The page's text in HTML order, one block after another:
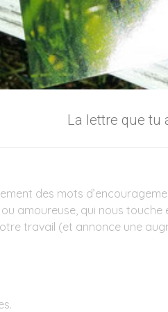
La lettre que tu
des mots
amoureuse, qui nous
travail (et annonce une